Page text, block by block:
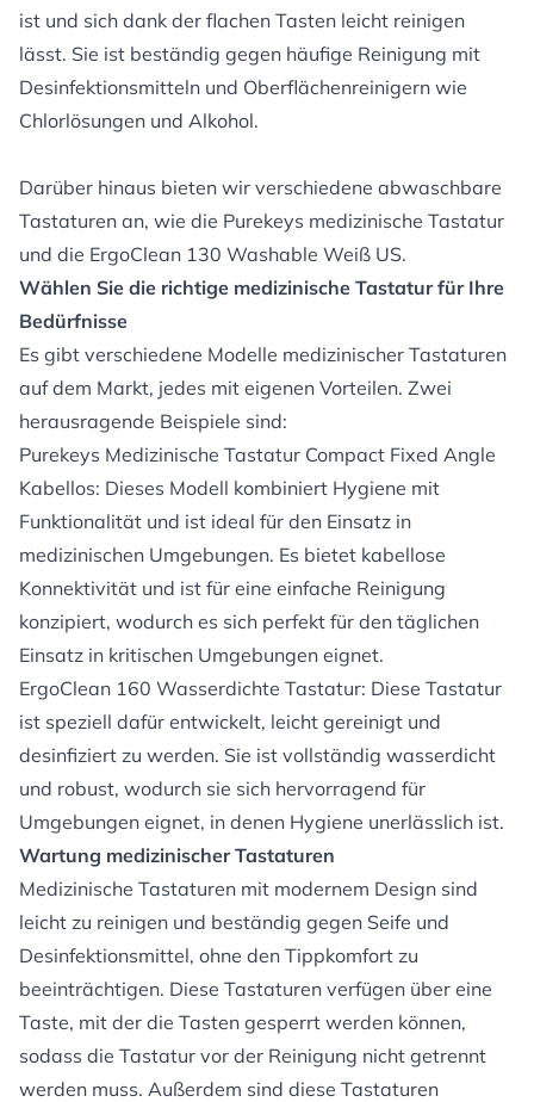
ist und sich dank der flachen Tasten leicht reinigen
lässt. Sie ist beständig gegen häufige Reinigung mit
Desinfektionsmitteln und Oberflächenreinigern wie
Chlorlösungen und Alkohol.
Darüber hinaus bieten wir verschiedene abwaschbare
Tastaturen an, wie die Purekeys medizinische Tastatur
und die ErgoClean 130 Washable Weiß US.
Wählen Sie die richtige medizinische Tastatur für Ihre
Bedürfnisse
Es gibt verschiedene Modelle medizinischer Tastaturen
auf dem Markt, jedes mit eigenen Vorteilen. Zwei
herausragende Beispiele sind:
Purekeys Medizinische Tastatur Compact Fixed Angle
Kabellos: Dieses Modell kombiniert Hygiene mit
Funktionalität und ist ideal für den Einsatz in
medizinischen Umgebungen. Es bietet kabellose
Konnektivität und ist für eine einfache Reinigung
konzipiert, wodurch es sich perfekt für den täglichen
Einsatz in kritischen Umgebungen eignet.
ErgoClean 160 Wasserdichte Tastatur: Diese Tastatur
ist speziell dafür entwickelt, leicht gereinigt und
desinfiziert zu werden. Sie ist vollständig wasserdicht
und robust, wodurch sie sich hervorragend für
Umgebungen eignet, in denen Hygiene unerlässlich ist.
Wartung medizinischer Tastaturen
Medizinische Tastaturen mit modernem Design sind
leicht zu reinigen und beständig gegen Seife und
Desinfektionsmittel, ohne den Tippkomfort zu
beeinträchtigen. Diese Tastaturen verfügen über eine
Taste, mit der die Tasten gesperrt werden können,
sodass die Tastatur vor der Reinigung nicht getrennt
werden muss. Außerdem sind diese Tastaturen